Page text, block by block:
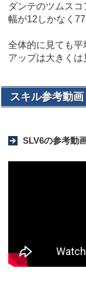
ダンテのツムス
幅が12しかなく
全体的に見ても
アップは大きくは
スキル参考動画
SLV6の参考動